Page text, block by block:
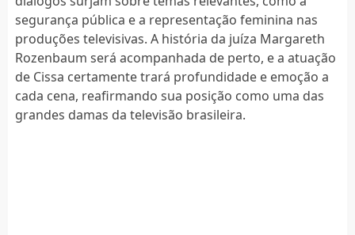
segurança pública e a representação feminina nas
produções televisivas. A história da juíza Margareth
Rozenbaum será acompanhada de perto, e a atuação
de Cissa certamente trará profundidade e emoção a
cada cena, reafirmando sua posição como uma das
grandes damas da televisão brasileira.